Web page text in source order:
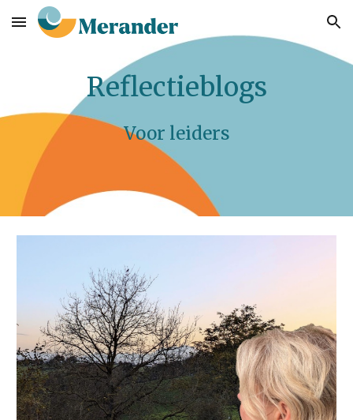
Skip to main content Skip to navigation
Reflectieblogs
Voor leiders